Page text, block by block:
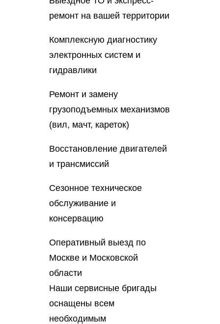
ремонт на вашей территории
Комплексную диагностику
электронных систем и
гидравлики
Ремонт и замену
грузоподъемных механизмов
(вил, мачт, кареток)
Восстановление двигателей
и трансмиссий
Сезонное техническое
обслуживание и
консервацию
Оперативный выезд по
Москве и Московской
области
Наши сервисные бригады
оснащены всем
необходимым